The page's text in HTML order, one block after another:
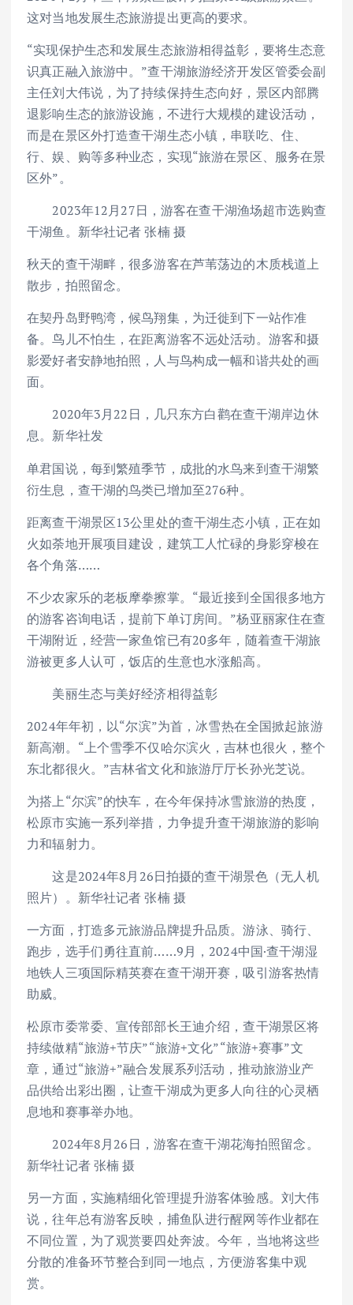
这对当地发展生态旅游提出更高的要求。
“实现保护生态和发展生态旅游相得益彰，要将生态意
识真正融入旅游中。”查干湖旅游经济开发区管委会副
主任刘大伟说，为了持续保持生态向好，景区内部腾
退影响生态的旅游设施，不进行大规模的建设活动，
而是在景区外打造查干湖生态小镇，串联吃、住、
行、娱、购等多种业态，实现“旅游在景区、服务在景
区外”。
2023年12月27日，游客在查干湖渔场超市选购查
干湖鱼。新华社记者 张楠 摄
秋天的查干湖畔，很多游客在芦苇荡边的木质栈道上
散步，拍照留念。
在契丹岛野鸭湾，候鸟翔集，为迁徙到下一站作准
备。鸟儿不怕生，在距离游客不远处活动。游客和摄
影爱好者安静地拍照，人与鸟构成一幅和谐共处的画
面。
2020年3月22日，几只东方白鹳在查干湖岸边休
息。新华社发
单君国说，每到繁殖季节，成批的水鸟来到查干湖繁
衍生息，查干湖的鸟类已增加至276种。
距离查干湖景区13公里处的查干湖生态小镇，正在如
火如荼地开展项目建设，建筑工人忙碌的身影穿梭在
各个角落……
不少农家乐的老板摩拳擦掌。“最近接到全国很多地方
的游客咨询电话，提前下单订房间。”杨亚丽家住在查
干湖附近，经营一家鱼馆已有20多年，随着查干湖旅
游被更多人认可，饭店的生意也水涨船高。
美丽生态与美好经济相得益彰
2024年年初，以“尔滨”为首，冰雪热在全国掀起旅游
新高潮。“上个雪季不仅哈尔滨火，吉林也很火，整个
东北都很火。”吉林省文化和旅游厅厅长孙光芝说。
为搭上“尔滨”的快车，在今年保持冰雪旅游的热度，
松原市实施一系列举措，力争提升查干湖旅游的影响
力和辐射力。
这是2024年8月26日拍摄的查干湖景色（无人机
照片）。新华社记者 张楠 摄
一方面，打造多元旅游品牌提升品质。游泳、骑行、
跑步，选手们勇往直前……9月，2024中国·查干湖湿
地铁人三项国际精英赛在查干湖开赛，吸引游客热情
助威。
松原市委常委、宣传部部长王迪介绍，查干湖景区将
持续做精“旅游+节庆”“旅游+文化”“旅游+赛事”文
章，通过“旅游+”融合发展系列活动，推动旅游业产
品供给出彩出圈，让查干湖成为更多人向往的心灵栖
息地和赛事举办地。
2024年8月26日，游客在查干湖花海拍照留念。
新华社记者 张楠 摄
另一方面，实施精细化管理提升游客体验感。刘大伟
说，往年总有游客反映，捕鱼队进行醒网等作业都在
不同位置，为了观赏要四处奔波。今年，当地将这些
分散的准备环节整合到同一地点，方便游客集中观
赏。